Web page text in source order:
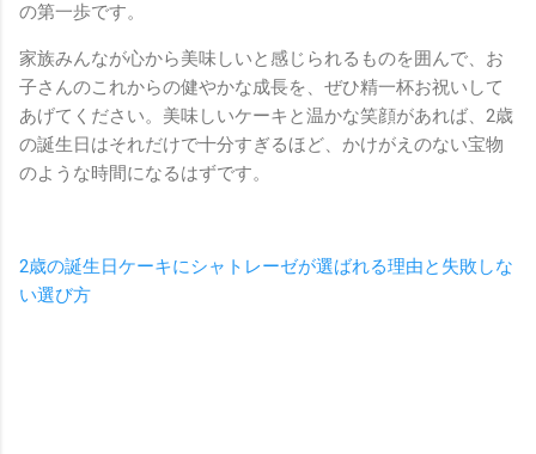
の第一歩です。
家族みんなが心から美味しいと感じられるものを囲んで、お
子さんのこれからの健やかな成長を、ぜひ精一杯お祝いして
あげてください。美味しいケーキと温かな笑顔があれば、2歳
の誕生日はそれだけで十分すぎるほど、かけがえのない宝物
のような時間になるはずです。
2歳の誕生日ケーキにシャトレーゼが選ばれる理由と失敗しな
い選び方